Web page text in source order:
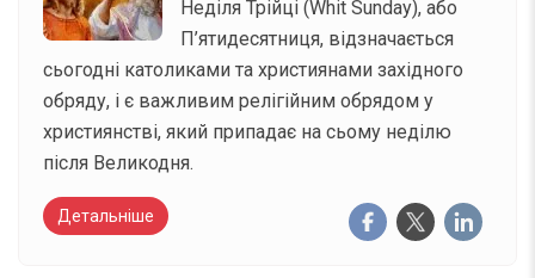
Неділя Трійці (Whit Sunday), або
П’ятидесятниця, відзначається
сьогодні католиками та християнами західного
обряду, і є важливим релігійним обрядом у
християнстві, який припадає на сьому неділю
після Великодня.
Детальніше